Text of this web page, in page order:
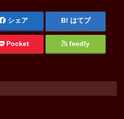
シェア はてブ
Pocket feedly